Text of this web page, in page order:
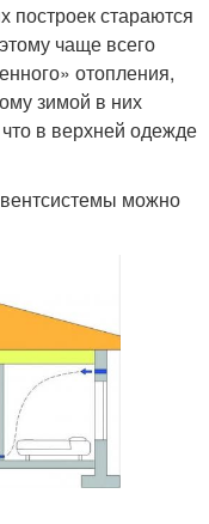
построек стараются
чаще всего
отопления,
зимой в них
в верхней одежде
можно